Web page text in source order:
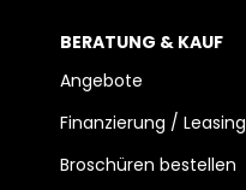
BERATUNG & KAUF
Angebote
Finanzierung / Leasing
Broschüren bestellen